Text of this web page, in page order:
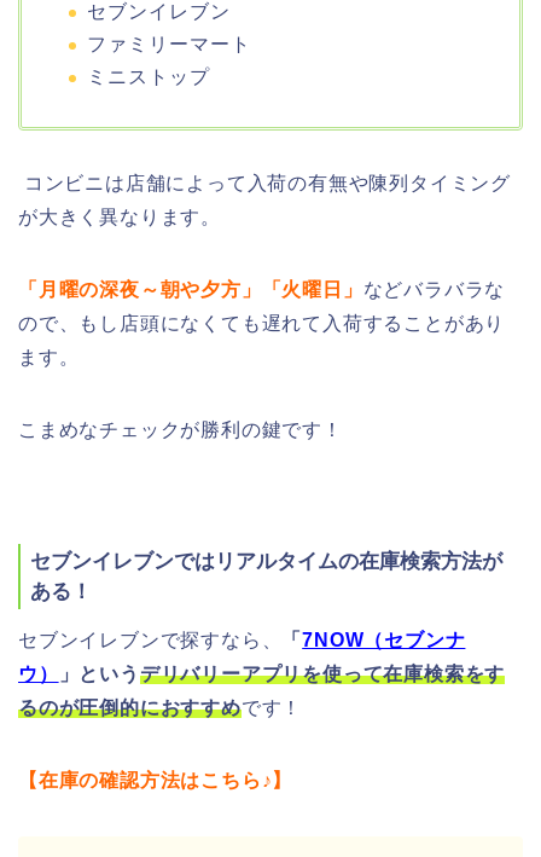
セブンイレブン
ファミリーマート
ミニストップ
コンビニは店舗によって入荷の有無や陳列タイミング
が大きく異なります。
「月曜の深夜～朝や夕方」「火曜日」 などバラバラな
ので、もし店頭になくても遅れて入荷することがあり
ます。
こまめなチェックが勝利の鍵です！
セブンイレブンではリアルタイムの在庫検索方法が
ある！
セブンイレブンで探すなら、 「7NOW（セブンナ
ウ）
」という デリバリーアプリを使って在庫検索をす
るのが圧倒的におすすめです！
【在庫の確認方法はこちら♪】